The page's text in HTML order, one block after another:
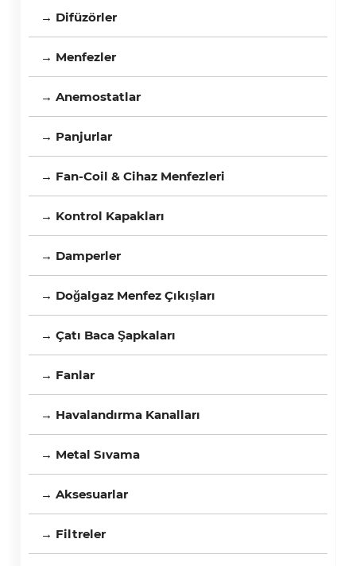
→ Difüzörler
→ Menfezler
→ Anemostatlar
→ Panjurlar
→ Fan-Coil & Cihaz Menfezleri
→ Kontrol Kapakları
→ Damperler
→ Doğalgaz Menfez Çıkışları
→ Çatı Baca Şapkaları
→ Fanlar
→ Havalandırma Kanalları
→ Metal Sıvama
→ Aksesuarlar
→ Filtreler